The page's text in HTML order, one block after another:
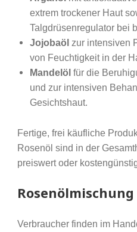
extrem trockener Haut
Talgdrüsenregulator bei
Jojobaöl zur intensiven
von Feuchtigkeit in der
Mandelöl für die
und zur intensiven
Gesichtshaut.
Fertige, frei käufliche
Rosenöl sind in der
preiswert oder
Verbraucher finden im